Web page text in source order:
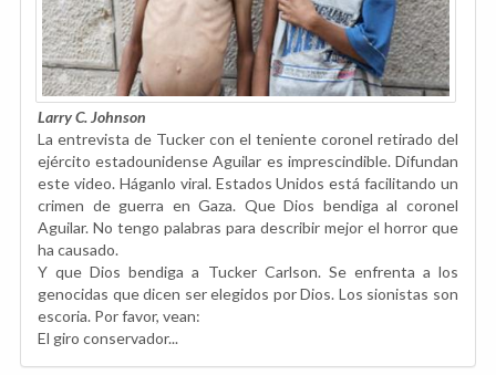
Larry C. Johnson
La entrevista de Tucker con el teniente coronel retirado del
ejército estadounidense Aguilar es imprescindible. Difundan
este video. Háganlo viral. Estados Unidos está facilitando un
crimen de guerra en Gaza. Que Dios bendiga al coronel
Aguilar. No tengo palabras para describir mejor el horror que
ha causado.
Y que Dios bendiga a Tucker Carlson. Se enfrenta a los
genocidas que dicen ser elegidos por Dios. Los sionistas son
escoria. Por favor, vean:
El giro conservador...